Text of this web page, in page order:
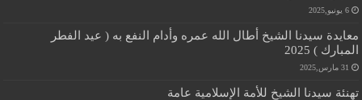
6 يونيو,2025
معايدة سيدنا الشيخ أطال الله عمره وأدام النفع به ( عيد الفطر
المبارك ) 2025
31 مارس,2025
تهنئة سيدنا الشيخ للأمة الإسلامية عامة